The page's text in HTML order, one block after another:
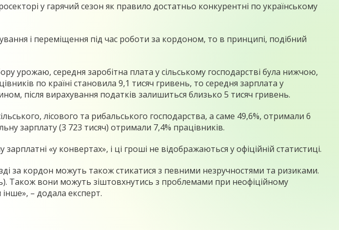
у гарячий сезон як правило достатньо конкурентні по українському
і переміщення під час роботи за кордоном, то в принципі, подібний
урожаю, середня заробітна плата у сільському господарстві була нижчою,
по країні становила 9,1 тисяч гривень, то середня зарплата у
після вирахування податків залишиться близько 5 тисяч гривень.
лісового та рибальського господарства, а саме 49,6%, отримали 6
зарплату (3 723 тисяч) отримали 7,4% працівників.
«у конвертах», і ці гроші не відображаються у офіційній статистиці.
за кордон можуть також стикатися з певними незручностями та ризиками.
Також вони можуть зіштовхнутись з проблемами при неофіційному
– додала експерт.